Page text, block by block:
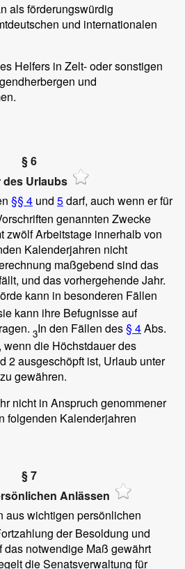
als förderungswürdig
und internationalen
Helfers in Zelt- oder sonstigen
und
§ 6
des Urlaubs
§§ 4 und 5darf, auch wenn er für
genannten Zwecke
zwölf Arbeitstage innerhalb von
Kalenderjahren nicht
maßgebend sind das
und das vorhergehende Jahr.
kann in besonderen Fällen
kann ihre Befugnisse auf
3In den Fällen des§ 4Abs.
wenn die Höchstdauer des
2 ausgeschöpft ist, Urlaub unter
gewähren.
nicht in Anspruch genommener
folgenden Kalenderjahren
§ 7
Anlässen
aus wichtigen persönlichen
der Besoldung und
das notwendige Maß gewährt
die Senatsverwaltung für